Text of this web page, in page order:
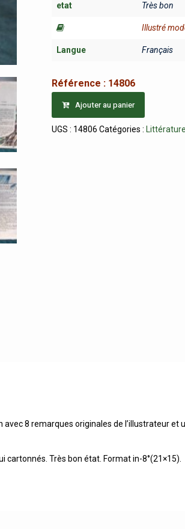
etat Très bon
Illustré
Langue Français
Référence : 14806
Ajouter au panier
UGS : 14806 Catégories :
8 remarques originales de l’illustrateur et
Très bon état. Format in-8°(21×15).